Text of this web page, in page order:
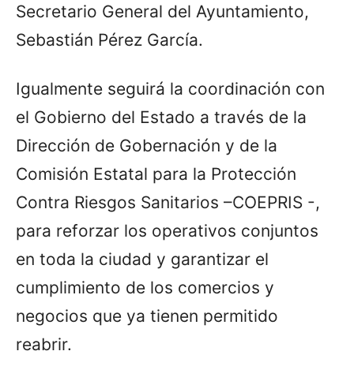
Secretario General del Ayuntamiento,
Sebastián Pérez García.
Igualmente seguirá la coordinación con
el Gobierno del Estado a través de la
Dirección de Gobernación y de la
Comisión Estatal para la Protección
Contra Riesgos Sanitarios –COEPRIS -,
para reforzar los operativos conjuntos
en toda la ciudad y garantizar el
cumplimiento de los comercios y
negocios que ya tienen permitido
reabrir.